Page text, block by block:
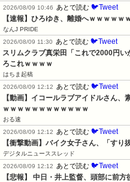
2026/08/09 10:46
あとで読む 🐦Tweet
【速報】ひろゆき、離婚へｗｗｗｗｗ
なんJ PRIDE
2026/08/09 11:30
あとで読む 🐦Tweet
スリムクラブ真栄田「これで2000円
ろこれｗｗｗｗ
はちま起稿
2026/08/09 12:12
あとで読む 🐦Tweet
【動画】イコールラブアイドルさん
ｗｗｗｗｗｗｗｗｗｗｗｗ
おる速
2026/08/09 12:12
あとで読む 🐦Tweet
【衝撃動画】バイク女子さん、「す
デジタルニューススレッド
2026/08/09 12:12
あとで読む 🐦Tweet
【悲報】 中日・井上監督、頭部に前